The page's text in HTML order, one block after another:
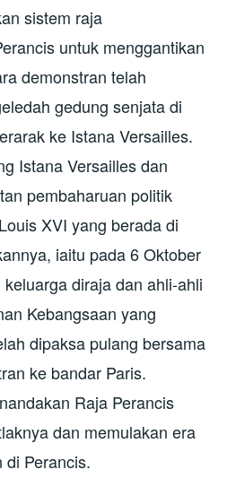
sistem raja
untuk menggantikan
demonstran telah
gedung senjata di
ke Istana Versailles.
Istana Versailles dan
pembaharuan politik
XVI yang berada di
iaitu pada 6 Oktober
diraja dan ahli-ahli
Kebangsaan yang
dipaksa pulang bersama
ke bandar Paris.
Raja Perancis
dan memulakan era
di Perancis.